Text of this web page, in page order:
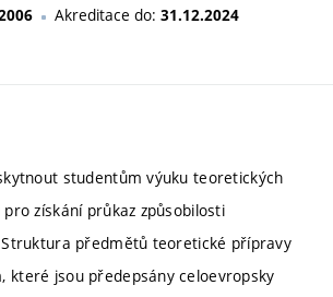
Akreditace do: 31.12.2024
studentům výuku teoretických
získání průkaz způsobilosti
předmětů teoretické přípravy
které jsou předepsány celoevropsky